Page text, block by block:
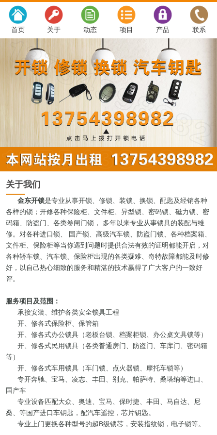
首页 关于 动态 项目 产品 联系
关于我们
金东开锁是专业从事开锁、修锁、装锁、换锁、配匙及经销各种
各样的锁；开修各种保险柜、文件柜、异型锁、密码锁、磁力锁、密
码箱、防盗门、各类卷闸门锁， 多年以来专业从事锁具的装配与维
修。对各种进口锁、 国产锁、高级汽车锁、防盗门锁、各种档案箱、
文件柜、保险柜等当你遇到问题时提供合法有效的证明都能开启，对
各种轿车锁、汽车锁、保险柜出现的各类疑难、奇特故障都能及时修
好，以自己热心细致的服务和精湛的技术赢得了广大客户的一致好
评。
服务项目及范围：
承接安装、维护各类安全锁具工程
开、修各式保险柜、保管箱
开、修各式办公锁具（老板台锁、档案柜锁、办公桌文具锁等）
开、修各式民用锁具（各类普通房门、防盗门、车库门、密码箱
等）
开、修各式车用锁具（车门锁、点火器锁、摩托车锁等）
专开奔驰、宝马、凌志、丰田、别克、帕萨特、桑塔纳等进口、
国产车
专业设备匹配大众、奥迪、宝马、保时捷、丰田、马自达、尼
桑、等国产进口车钥匙，配汽车遥控，芯片钥匙。
专业上门更换各种型号的超B级锁芯，安装指纹锁，电子锁等。